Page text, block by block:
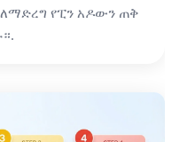
የፒን አዶውን ጠቅ